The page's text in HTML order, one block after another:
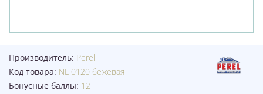
Производитель: Perel
Код товара: NL 0120 бежевая
Бонусные баллы: 12